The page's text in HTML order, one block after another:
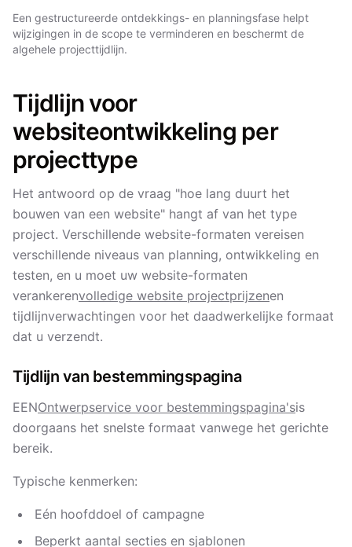
Een gestructureerde ontdekkings- en planningsfase helpt
wijzigingen in de scope te verminderen en beschermt de
algehele projecttijdlijn.
Tijdlijn voor
websiteontwikkeling per
projecttype
Het antwoord op de vraag "hoe lang duurt het
bouwen van een website" hangt af van het type
project. Verschillende website-formaten vereisen
verschillende niveaus van planning, ontwikkeling en
testen, en u moet uw website-formaten
verankerenvolledige website projectprijzenen
tijdlijnverwachtingen voor het daadwerkelijke formaat
dat u verzendt.
Tijdlijn van bestemmingspagina
EENOntwerpservice voor bestemmingspagina'sis
doorgaans het snelste formaat vanwege het gerichte
bereik.
Typische kenmerken:
Eén hoofddoel of campagne
Beperkt aantal secties en sjablonen